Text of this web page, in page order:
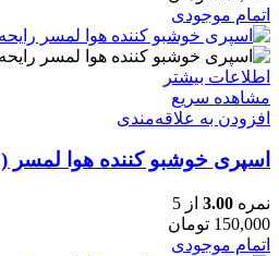
اتمام موجودی
اطلاعات بیشتر
مشاهده سریع
افزودن به علاقه‌مندی
اسپری خوشبو کننده هوا لمسر ( invigtus ) 250میل
نمره 3.00 از 5
150,000 تومان
اتمام موجودی